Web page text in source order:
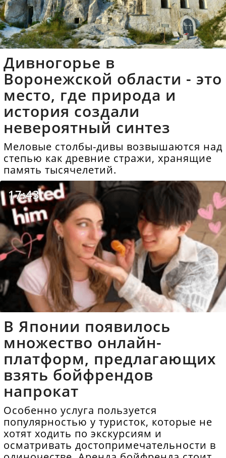
Дивногорье в
Воронежской области - это
место, где природа и
история создали
невероятный синтез
Меловые столбы-дивы возвышаются над
степью как древние стражи, хранящие
память тысячелетий.
17:43
В Японии появилось
множество онлайн-
платформ, предлагающих
взять бойфрендов
напрокат
Особенно услуга пользуется
популярностью у туристок, которые не
хотят ходить по экскурсиям и
осматривать достопримечательности в